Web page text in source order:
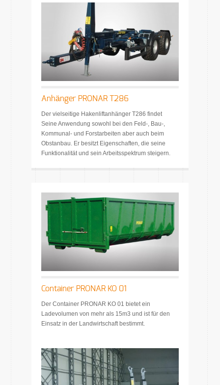
Anhänger PRONAR T286
Der vielseitige Hakenliftanhänger T286 findet
Seine Anwendung sowohl bei den Feld-, Bau-,
Kommunal- und Forstarbeiten aber auch beim
Obstanbau. Er besitzt Eigenschaften, die seine
Funktionalität und sein Arbeitsspektrum steigern.
Container PRONAR KO 01
Der Container PRONAR KO 01 bietet ein
Ladevolumen von mehr als 15m3 und ist für den
Einsatz in der Landwirtschaft bestimmt.